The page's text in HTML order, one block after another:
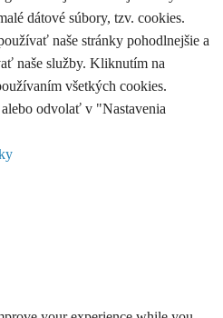
dátové súbory, tzv. cookies.
naše stránky pohodlnejšie a
naše služby. Kliknutím na
všetkých cookies.
odvolať v "Nastavenia